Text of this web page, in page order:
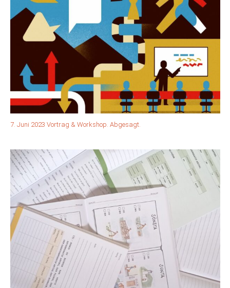
7. Juni 2023 Vortrag & Workshop. Abgesagt.